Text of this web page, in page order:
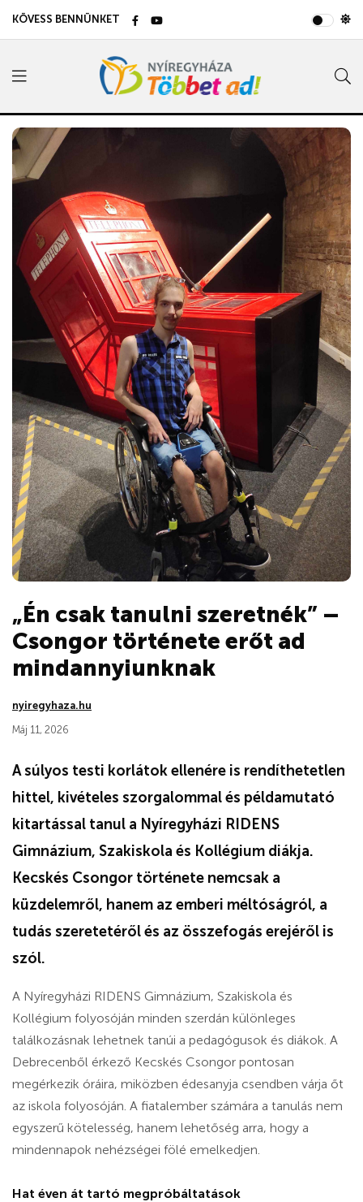
KÖVESS BENNÜNKET
„Én csak tanulni szeretnék” –
Csongor története erőt ad
mindannyiunknak
nyiregyhaza.hu
Máj 11, 2026
A súlyos testi korlátok ellenére is rendíthetetlen
hittel, kivételes szorgalommal és példamutató
kitartással tanul a Nyíregyházi RIDENS
Gimnázium, Szakiskola és Kollégium diákja.
Kecskés Csongor története nemcsak a
küzdelemről, hanem az emberi méltóságról, a
tudás szeretetéről és az összefogás erejéről is
szól.
A Nyíregyházi RIDENS Gimnázium, Szakiskola és
Kollégium folyosóján minden szerdán különleges
találkozásnak lehetnek tanúi a pedagógusok és diákok. A
Debrecenből érkező Kecskés Csongor pontosan
megérkezik óráira, miközben édesanyja csendben várja őt
az iskola folyosóján. A fiatalember számára a tanulás nem
egyszerű kötelesség, hanem lehetőség arra, hogy a
mindennapok nehézségei fölé emelkedjen.
Hat éven át tartó megpróbáltatások